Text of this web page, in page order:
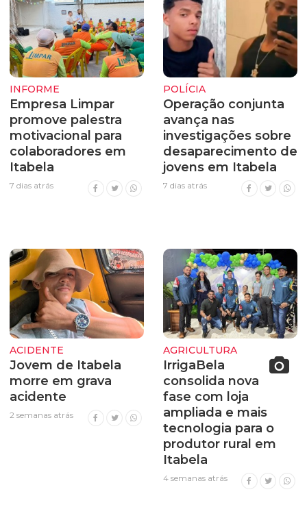
INFORME
Empresa Limpar
promove palestra
motivacional para
colaboradores em
Itabela
7 dias atrás
POLÍCIA
Operação conjunta
avança nas
investigações sobre
desaparecimento de
jovens em Itabela
7 dias atrás
ACIDENTE
Jovem de Itabela
morre em grava
acidente
2 semanas atrás
AGRICULTURA
IrrigaBela
consolida nova
fase com loja
ampliada e mais
tecnologia para o
produtor rural em
Itabela
4 semanas atrás